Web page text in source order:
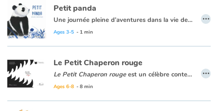
Petit panda
Une journée pleine d’aventures dans la vie de Petit Panda !
Ages 3-5 - 1 min
…
Le Petit Chaperon rouge
Le Petit Chaperon rougeest un célèbre conte de Charles Perrault. Il raconte l’histoire d’une petite fille qui doit traverser la forêt pour aller voir sa grand-mère. Mais sur son chemin, elle rencontre un loup très malin... Fabienne Cinquin offre ici le point de vue déstabilisant du loup.
Ages 6-8 - 8 min
…